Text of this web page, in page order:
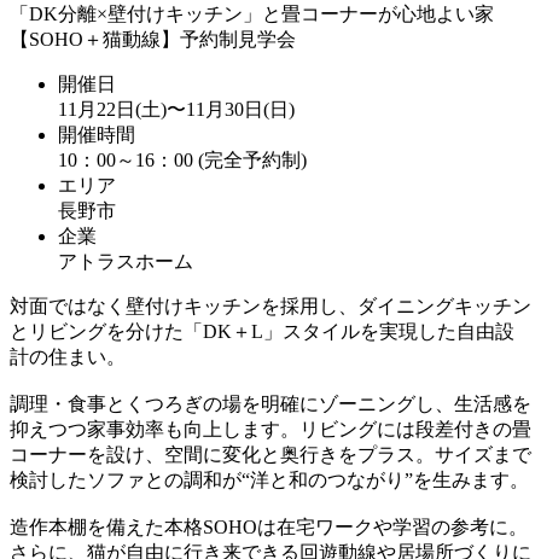
「DK分離×壁付けキッチン」と畳コーナーが心地よい家
【SOHO＋猫動線】予約制見学会
開催日
11月22日(土)〜11月30日(日)
開催時間
10：00～16：00 (完全予約制)
エリア
長野市
企業
アトラスホーム
対面ではなく壁付けキッチンを採用し、ダイニングキッチン
とリビングを分けた「DK＋L」スタイルを実現した自由設
計の住まい。
調理・食事とくつろぎの場を明確にゾーニングし、生活感を
抑えつつ家事効率も向上します。リビングには段差付きの畳
コーナーを設け、空間に変化と奥行きをプラス。サイズまで
検討したソファとの調和が“洋と和のつながり”を生みます。
造作本棚を備えた本格SOHOは在宅ワークや学習の参考に。
さらに、猫が自由に行き来できる回遊動線や居場所づくりに